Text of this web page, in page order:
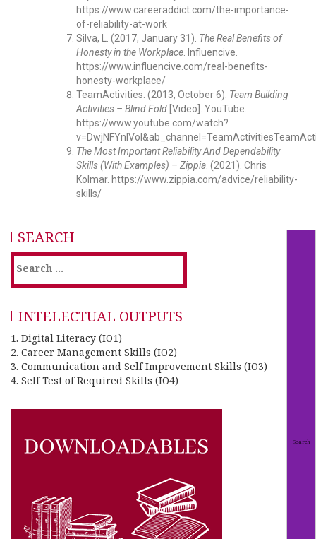
https://www.careeraddict.com/the-importance-
of-reliability-at-work
Silva, L. (2017, January 31). The Real Benefits of
Honesty in the Workplace. Influencive.
https://www.influencive.com/real-benefits-
honesty-workplace/
TeamActivities. (2013, October 6). Team Building
Activities – Blind Fold [Video]. YouTube.
https://www.youtube.com/watch?
The Most Important Reliability And Dependability
Skills (With Examples) – Zippia. (2021). Chris
Kolmar. https://www.zippia.com/advice/reliability-
skills/
SEARCH
INTELECTUAL OUTPUTS
1. Digital Literacy (IO1)
2. Career Management Skills (IO2)
3. Communication and Self Improvement Skills (IO3)
4. Self Test of Required Skills (IO4)